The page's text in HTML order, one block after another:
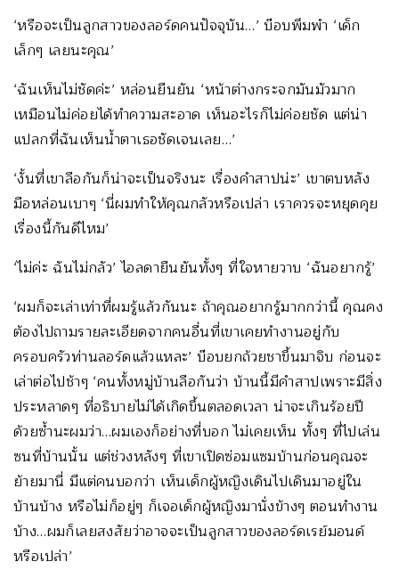
‘หรือจะเป็นลูกสาวของลอร์ดคนปัจจุบัน…’ บ๊อบพึมพำ ‘เด็ก
เล็กๆ เลยนะคุณ’
‘ฉันเห็นไม่ชัดค่ะ’ หล่อนยืนยัน ‘หน้าต่างกระจกมันมัวมาก
เหมือนไม่ค่อยได้ทำความสะอาด เห็นอะไรก็ไม่ค่อยชัด แต่น่า
แปลกที่ฉันเห็นน้ำตาเธอชัดเจนเลย…’
‘งั้นที่เขาลือกันก็น่าจะเป็นจริงนะ เรื่องคำสาปน่ะ’ เขาตบหลัง
มือหล่อนเบาๆ ‘นี่ผมทำให้คุณกลัวหรือเปล่า เราควรจะหยุดคุย
เรื่องนี้กันดีไหม’
‘ไม่ค่ะ ฉันไม่กลัว’ ไอลดายืนยันทั้งๆ ที่ใจหายวาบ ‘ฉันอยากรู้’
‘ผมก็จะเล่าเท่าที่ผมรู้แล้วกันนะ ถ้าคุณอยากรู้มากกว่านี้ คุณคง
ต้องไปถามรายละเอียดจากคนอื่นที่เขาเคยทำงานอยู่กับ
ครอบครัวท่านลอร์ดแล้วแหละ’ บ๊อบยกถ้วยชาขึ้นมาจิบ ก่อนจะ
เล่าต่อไปช้าๆ ‘คนทั้งหมู่บ้านลือกันว่า บ้านนี้มีคำสาปเพราะมีสิ่ง
ประหลาดๆ ที่อธิบายไม่ได้เกิดขึ้นตลอดเวลา น่าจะเกินร้อยปี
ด้วยซ้ำนะผมว่า…ผมเองก็อย่างที่บอก ไม่เคยเห็น ทั้งๆ ที่ไปเล่น
ซนที่บ้านนั้น แต่ช่วงหลังๆ ที่เขาเปิดซ่อมแซมบ้านก่อนคุณจะ
ย้ายมานี่ มีแต่คนบอกว่า เห็นเด็กผู้หญิงเดินไปเดินมาอยู่ใน
บ้านบ้าง หรือไม่ก็อยู่ๆ ก็เจอเด็กผู้หญิงมานั่งข้างๆ ตอนทำงาน
บ้าง…ผมก็เลยสงสัยว่าอาจจะเป็นลูกสาวของลอร์ดเรย์มอนด์
หรือเปล่า’